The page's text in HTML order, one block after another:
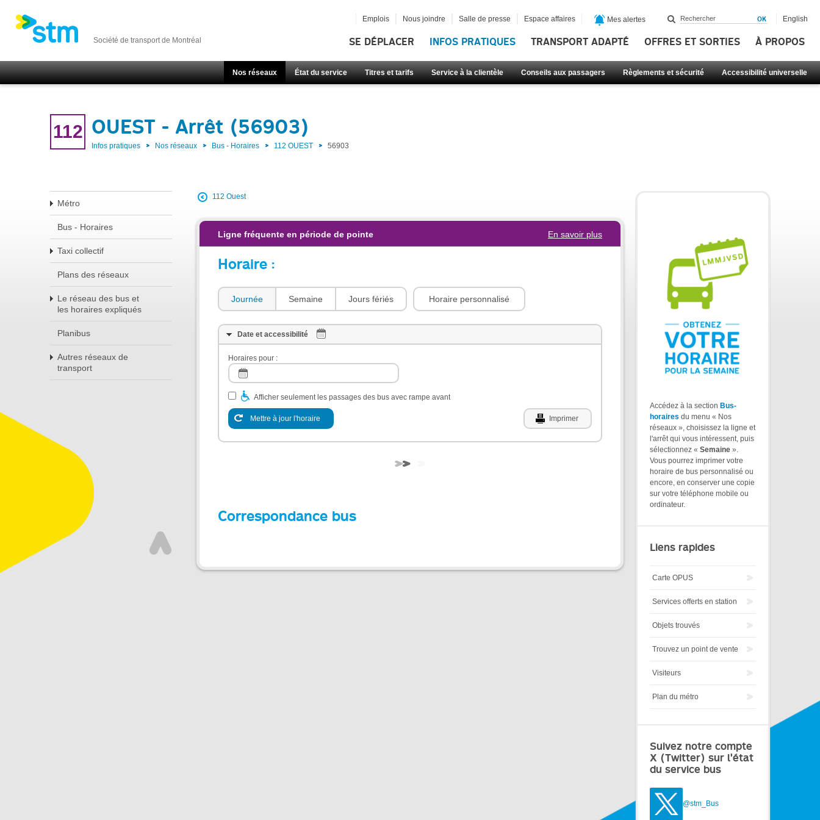
Société de transport de Montréal SE DÉPLACER INFOS PRATIQUES TRANSPORT ADAPTÉ OFFRES ET SORTIES À PROPOS
Nos réseaux État du service Titres et tarifs Service à la clientèle Conseils aux passagers Règlements et sécurité Accessibilité universelle
Emplois Nous joindre Salle de presse Espace affaires Mes alertes English
112 OUEST - Arrêt (56903)
Infos pratiques Nos réseaux Bus - Horaires 112 OUEST 56903
Métro
Bus - Horaires
Taxi collectif
Plans des réseaux
Le réseau des bus et
les horaires expliqués
Planibus
Autres réseaux de
transport
112 Ouest
Ligne fréquente en période de pointe En savoir plus
Horaire :
Journée Semaine Jours fériés Horaire personnalisé
Date et accessibilité
Horaires pour :
Afficher seulement les passages des bus avec rampe avant
Mettre à jour l'horaire Imprimer
Correspondance bus
Accédez à la section Bus-
horaires du menu « Nos
réseaux », choisissez la ligne et
l'arrêt qui vous intéressent, puis
sélectionnez « Semaine ».
Vous pourrez imprimer votre
horaire de bus personnalisé ou
encore, en conserver une copie
sur votre téléphone mobile ou
ordinateur.
Liens rapides
Carte OPUS
Services offerts en station
Objets trouvés
Trouvez un point de vente
Visiteurs
Plan du métro
Suivez notre compte
X (Twitter) sur l'état
du service bus
@stm_Bus